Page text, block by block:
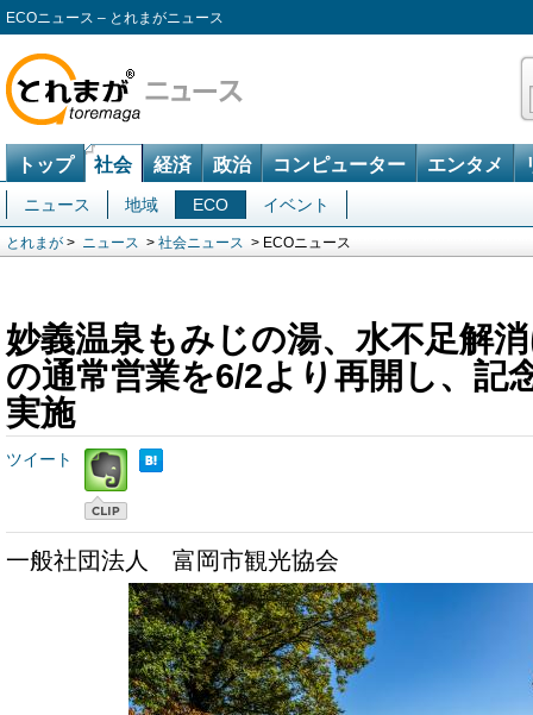
ECOニュース – とれまがニュース
トップ 社会 経済 政治 コンピューター エンタメ
ニュース 地域 ECO イベント
とれまが > ニュース > 社会ニュース > ECOニュース
妙義温泉もみじの湯、水不足解
の通常営業を6/2より再開し、記
実施
ツイート
一般社団法人 富岡市観光協会